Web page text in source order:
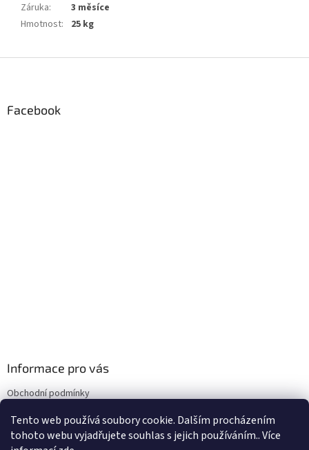
Tento web používá soubory cookie. Dalším procházením
tohoto webu vyjadřujete souhlas s jejich používáním.. Více
Záruka:
3 měsíce
Hmotnost: 25 kg
Facebook
Informace pro vás
Obchodní podmínky
Doprava